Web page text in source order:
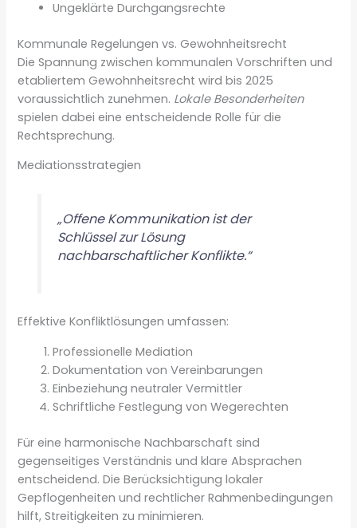
Ungeklärte Durchgangsrechte
Kommunale Regelungen vs. Gewohnheitsrecht
Die Spannung zwischen kommunalen Vorschriften und
etabliertem Gewohnheitsrecht wird bis 2025
voraussichtlich zunehmen. Lokale Besonderheiten
spielen dabei eine entscheidende Rolle für die
Rechtsprechung.
Mediationsstrategien
„Offene Kommunikation ist der
Schlüssel zur Lösung
nachbarschaftlicher Konflikte.“
Effektive Konfliktlösungen umfassen:
Professionelle Mediation
Dokumentation von Vereinbarungen
Einbeziehung neutraler Vermittler
Schriftliche Festlegung von Wegerechten
Für eine harmonische Nachbarschaft sind
gegenseitiges Verständnis und klare Absprachen
entscheidend. Die Berücksichtigung lokaler
Gepflogenheiten und rechtlicher Rahmenbedingungen
hilft, Streitigkeiten zu minimieren.